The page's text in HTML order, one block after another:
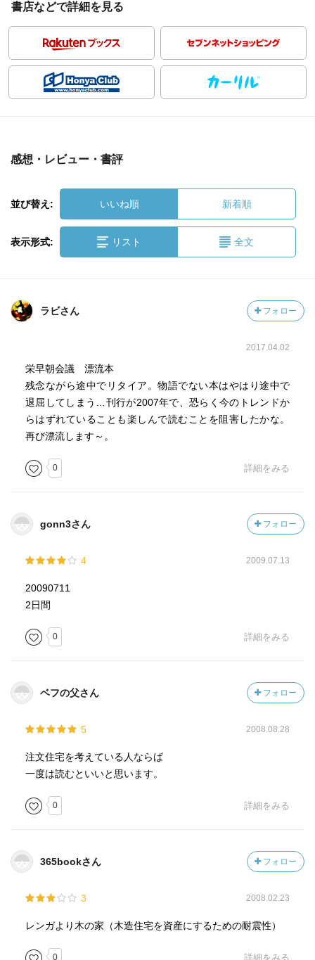
書店などで詳細を見る
感想・レビュー・書評
並び替え: いいね順 新着順
表示形式: リスト 全文
ラビさん フォロー
2017.04.02
栄早朝会議 漂流本
残念ながら途中でリタイア。物語でない本はやはり途中で
退屈してしまう…刊行が2007年で、恐らく今のトレンドか
らはずれていることも楽しんで読むことを阻害したかな。
再び漂流します～。
0 詳細をみる
gonn3さん フォロー
4 2009.07.13
20090711
2日間
0 詳細をみる
ベフの父さん フォロー
5 2008.08.28
注文住宅を考えている人ならば
一度は読むといいと思います。
0 詳細をみる
365bookさん フォロー
3 2008.02.23
レンガより木の家（木造住宅を資産にするための耐震性）
0 詳細をみる